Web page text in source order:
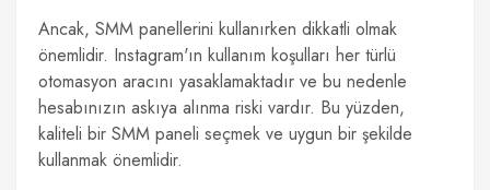
Ancak, SMM panellerini kullanırken dikkatli olmak
önemlidir. Instagram'ın kullanım koşulları her türlü
otomasyon aracını yasaklamaktadır ve bu nedenle
hesabınızın askıya alınma riski vardır. Bu yüzden,
kaliteli bir SMM paneli seçmek ve uygun bir şekilde
kullanmak önemlidir.